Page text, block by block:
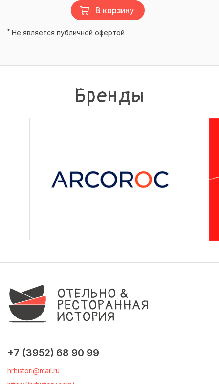
В корзину
* Не является публичной офертой
Бренды
+7 (3952) 68 90 99
hrhistori@mail.ru